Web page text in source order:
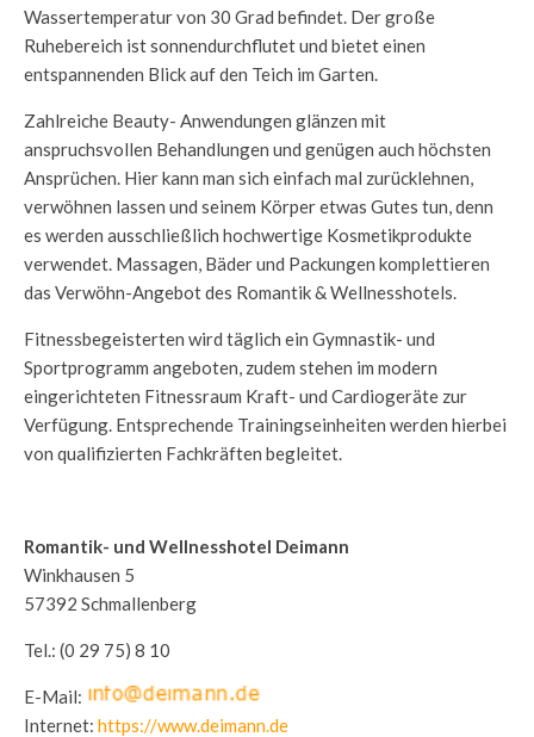
Wassertemperatur von 30 Grad befindet. Der große
Ruhebereich ist sonnendurchflutet und bietet einen
entspannenden Blick auf den Teich im Garten.
Zahlreiche Beauty- Anwendungen glänzen mit
anspruchsvollen Behandlungen und genügen auch höchsten
Ansprüchen. Hier kann man sich einfach mal zurücklehnen,
verwöhnen lassen und seinem Körper etwas Gutes tun, denn
es werden ausschließlich hochwertige Kosmetikprodukte
verwendet. Massagen, Bäder und Packungen komplettieren
das Verwöhn-Angebot des Romantik & Wellnesshotels.
Fitnessbegeisterten wird täglich ein Gymnastik- und
Sportprogramm angeboten, zudem stehen im modern
eingerichteten Fitnessraum Kraft- und Cardiogeräte zur
Verfügung. Entsprechende Trainingseinheiten werden hierbei
von qualifizierten Fachkräften begleitet.
Romantik- und Wellnesshotel Deimann
Winkhausen 5
57392 Schmallenberg
Tel.: (0 29 75) 8 10
E-Mail:
Internet: https://www.deimann.de